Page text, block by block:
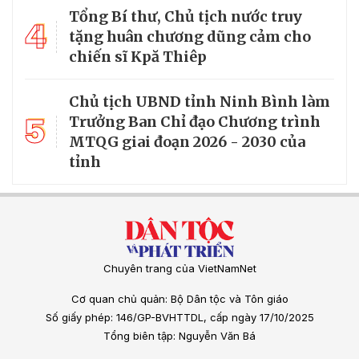
4
Tổng Bí thư, Chủ tịch nước truy
tặng huân chương dũng cảm cho
chiến sĩ Kpă Thiêp
5
Chủ tịch UBND tỉnh Ninh Bình làm
Trưởng Ban Chỉ đạo Chương trình
MTQG giai đoạn 2026 - 2030 của
tỉnh
Chuyên trang của VietNamNet
Cơ quan chủ quản: Bộ Dân tộc và Tôn giáo
Số giấy phép: 146/GP-BVHTTDL, cấp ngày 17/10/2025
Tổng biên tập: Nguyễn Văn Bá